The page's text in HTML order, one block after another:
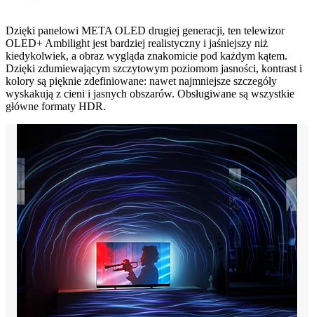
Dzięki panelowi META OLED drugiej generacji, ten telewizor
OLED+ Ambilight jest bardziej realistyczny i jaśniejszy niż
kiedykolwiek, a obraz wygląda znakomicie pod każdym kątem.
Dzięki zdumiewającym szczytowym poziomom jasności, kontrast i
kolory są pięknie zdefiniowane: nawet najmniejsze szczegóły
wyskakują z cieni i jasnych obszarów. Obsługiwane są wszystkie
główne formaty HDR.